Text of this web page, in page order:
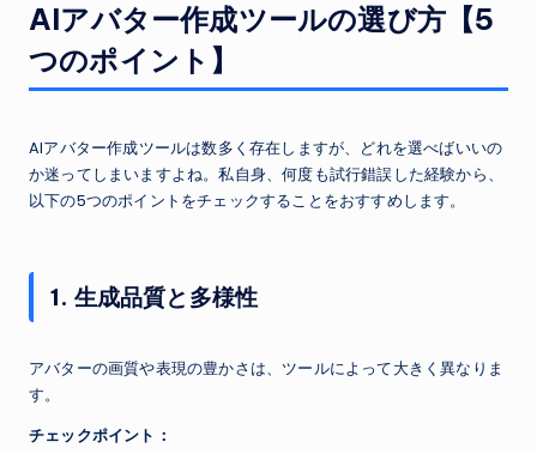
AIアバター作成ツールの選び方【5
つのポイント】
AIアバター作成ツールは数多く存在しますが、どれを選べばいいの
か迷ってしまいますよね。私自身、何度も試行錯誤した経験から、
以下の5つのポイントをチェックすることをおすすめします。
1. 生成品質と多様性
アバターの画質や表現の豊かさは、ツールによって大きく異なりま
す。
チェックポイント：